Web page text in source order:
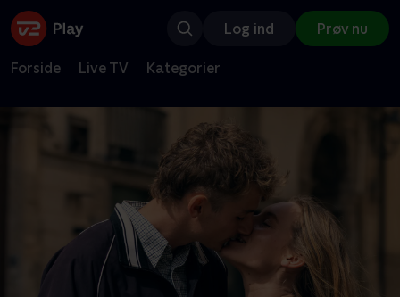
Log ind Prøv nu
Forside Live TV Kategorier